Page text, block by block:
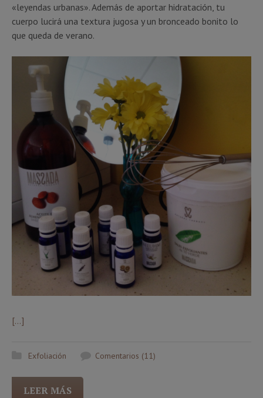
«leyendas urbanas». Además de aportar hidratación, tu
cuerpo lucirá una textura jugosa y un bronceado bonito lo
que queda de verano.
[…]
Exfoliación Comentarios (11)
LEER MÁS